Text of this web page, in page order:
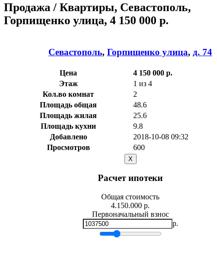
Продажа / Квартиры, Севастополь,
Горпищенко улица, 4 150 000 р.
Севастополь, Горпищенко улица, д. 74
Цена
4 150 000 р.
Этаж
1 из 4
Кол.во комнат
2
Площадь общая
48.6
Площадь жилая
25.6
Площадь кухни
9.8
Добавлено
2018-10-08 09:32
Просмотров
600
X
Расчет ипотеки
Общая стоимость
4.150.000 р.
Первоначальный взнос
р.